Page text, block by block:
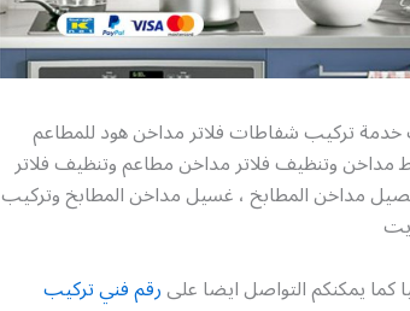
تركيب شفاطات فلاتر مداخن هود للمطاعم
وتنظيف فلاتر مداخن مطاعم وتنظيف فلاتر
مداخن المطابخ ، غسيل مداخن المطابخ وتركيب
كما يمكنكم التواصل ايضا علىرقم فني تركيب